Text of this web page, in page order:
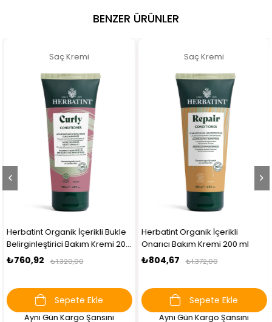
BENZER ÜRÜNLER
Saç Kremi
Herbatint Organik İçerikli Bukle
Belirginleştirici Bakım Kremi 200
ml
₺760,92 ₺1.320,00
Sepete Ekle
Aynı Gün Kargo Şansını
Saç Kremi
Herbatint Organik İçerikli
Onarıcı Bakım Kremi 200 ml
₺804,67 ₺1.372,00
Sepete Ekle
Aynı Gün Kargo Şansını